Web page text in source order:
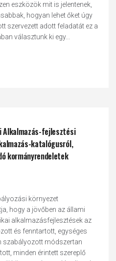
eszközök mit is jelentenek,
hogyan lehet őket úgy
szervezett adott feladatát ez a
választunk ki egy...
Alkalmazás-fejlesztési
katalógusról,
kormányrendeletek
környezet
hogy a jövőben az állami
alkalmazásfejlesztések az
és fenntartott, egységes
szabályozott módszertan
minden érintett szereplő